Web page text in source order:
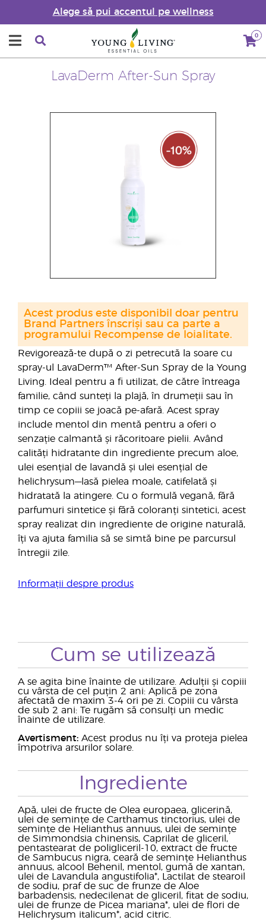
Alege să pui accentul pe wellness
0
LavaDerm After-Sun Spray
Revigorează-te după o zi petrecută la soare cu
spray-ul LavaDerm™ After-Sun Spray de la Young
Living. Ideal pentru a fi utilizat, de către întreaga
familie, când sunteți la plajă, în drumeții sau în
timp ce copiii se joacă pe-afară. Acest spray
include mentol din mentă pentru a oferi o
senzație calmantă și răcoritoare pielii. Având
calități hidratante din ingrediente precum aloe,
ulei esențial de lavandă și ulei esențial de
helichrysum—lasă pielea moale, catifelată și
hidratată la atingere. Cu o formulă vegană, fără
parfumuri sintetice și fără coloranți sintetici, acest
spray realizat din ingrediente de origine naturală,
îți va ajuta familia să se simtă bine pe parcursul
întregii zile.
Informații despre produs
Acest produs este disponibil doar pentru
Brand Partners înscriși sau ca parte a
programului Recompense de loialitate.
Cum se utilizează
A se agita bine înainte de utilizare. Adulții și copiii
cu vârsta de cel puțin 2 ani: Aplică pe zona
afectată de maxim 3-4 ori pe zi. Copiii cu vârsta
de sub 2 ani: Te rugăm să consulți un medic
înainte de utilizare.
Avertisment: Acest produs nu îți va proteja pielea
împotriva arsurilor solare.
Ingrediente
Apă, ulei de fructe de Olea europaea, glicerină,
ulei de semințe de Carthamus tinctorius, ulei de
semințe de Helianthus annuus, ulei de semințe
de Simmondsia chinensis, Caprilat de gliceril,
pentastearat de poligliceril-10, extract de fructe
de Sambucus nigra, ceară de semințe Helianthus
annuus, alcool Behenil, mentol, gumă de xantan,
ulei de Lavandula angustifolia*, Lactilat de stearoil
de sodiu, praf de suc de frunze de Aloe
barbadensis, nedecilenat de gliceril, fitat de sodiu,
ulei de frunze de Picea mariana*, ulei de flori de
Helichrysum italicum*, acid citric.